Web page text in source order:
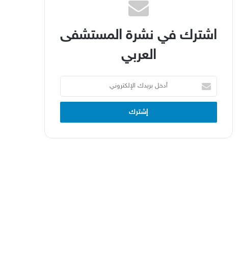
اشترك في نشرة المستشفى
العربي
بريدك
الإلكتروني